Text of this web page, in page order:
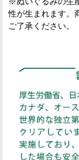
性が生まれます。
ご了承ください。